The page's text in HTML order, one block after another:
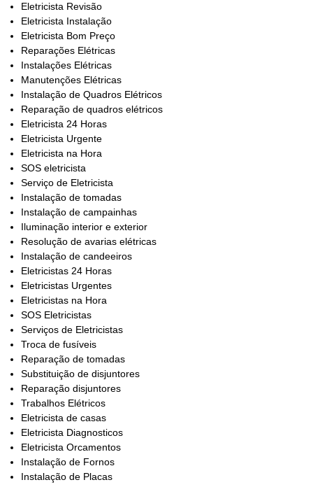
Eletricista Revisão
Eletricista Instalação
Eletricista Bom Preço
Reparações Elétricas
Instalações Elétricas
Manutenções Elétricas
Instalação de Quadros Elétricos
Reparação de quadros elétricos
Eletricista 24 Horas
Eletricista Urgente
Eletricista na Hora
SOS eletricista
Serviço de Eletricista
Instalação de tomadas
Instalação de campainhas
Iluminação interior e exterior
Resolução de avarias elétricas
Instalação de candeeiros
Eletricistas 24 Horas
Eletricistas Urgentes
Eletricistas na Hora
SOS Eletricistas
Serviços de Eletricistas
Troca de fusíveis
Reparação de tomadas
Substituição de disjuntores
Reparação disjuntores
Trabalhos Elétricos
Eletricista de casas
Eletricista Diagnosticos
Eletricista Orcamentos
Instalação de Fornos
Instalação de Placas